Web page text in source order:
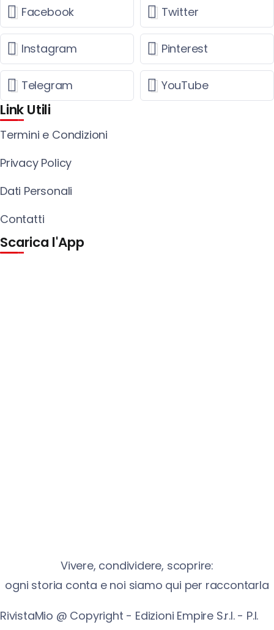
Facebook Twitter
Instagram Pinterest
Telegram YouTube
Link Utili
Termini e Condizioni
Privacy Policy
Dati Personali
Contatti
Scarica l'App
Vivere, condividere, scoprire:
ogni storia conta e noi siamo qui per raccontarla
RivistaMio @ Copyright - Edizioni Empire S.r.l. - P.I.